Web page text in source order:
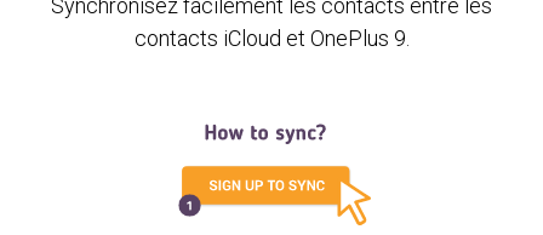
Synchronisez facilement les contacts entre les
contacts iCloud et OnePlus 9.